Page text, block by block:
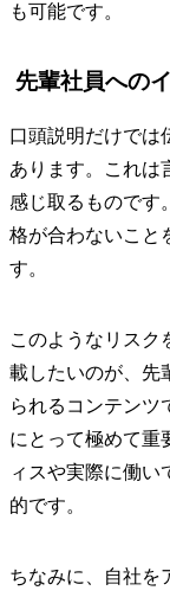
も可能です。
先輩社員への
口頭説明だけでは
あります。これは
感じ取るものです
格が合わないこと
す。
このようなリスク
載したいのが、先
られるコンテンツ
にとって極めて重
ィスや実際に働い
的です。
ちなみに、自社を